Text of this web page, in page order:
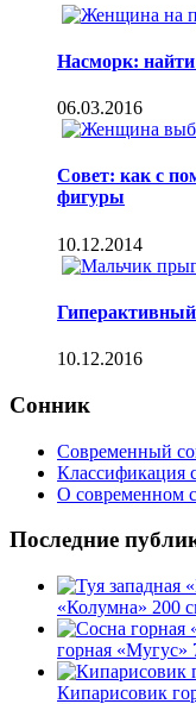
Насморк: найти
06.03.2016
Совет: как с
фигуры
10.12.2014
Гиперактивный
10.12.2016
Сонник
Современный
Классификация
О современном
Последние
«Колумна» 200
горная
Кипарисовик